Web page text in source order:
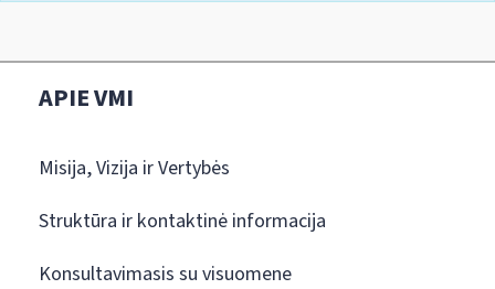
APIE VMI
Misija, Vizija ir Vertybės
Struktūra ir kontaktinė informacija
Konsultavimasis su visuomene